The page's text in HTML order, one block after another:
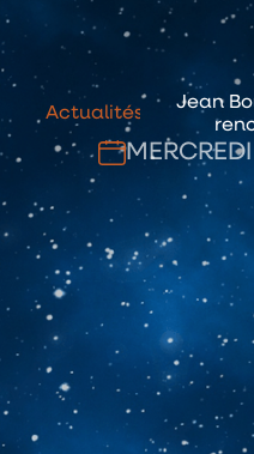
Actualités
Jean
MERCREDI